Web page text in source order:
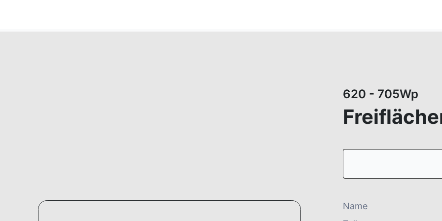
620 - 705Wp
Name